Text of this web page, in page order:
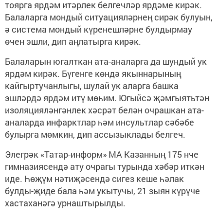
тоярга ярдәм итәрлек белгечләр ярдәме кирәк.
Балаларга мондый ситуацияләрнең сирәк булуын,
ә система мондый күренешләрне булдырмау
өчен эшли, дип аңлатырга кирәк.
Балаларын югалткан ата-аналарга да шундый ук
ярдәм кирәк. Бүгенге көндә якыннарының
кайгыртучанлыгы, шулай ук аларга башка
эшләрдә ярдәм итү мөһим. Югыйсә җәмгыятьтән
изоляцияләнгәнлек хәсрәт белән очрашкан ата-
аналарда инфарктлар һәм инсультлар сәбәбе
булырга мөмкин, дип ассызыклады белгеч.
Элегрәк «Татар-информ» МА Казанның 175 нче
гимназиясендә ату очрагы турында хәбәр иткән
иде. Һөҗүм нәтиҗәсендә сигез кеше һәлак
булды-җиде бала һәм укытучы, 21 зыян күрүче
хастаханәгә урнаштырылды.